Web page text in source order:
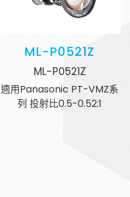
ML-P0521Z
ML-P0521Z
適用Panasonic PT-VMZ系
列 投射比0.5-0.52:1